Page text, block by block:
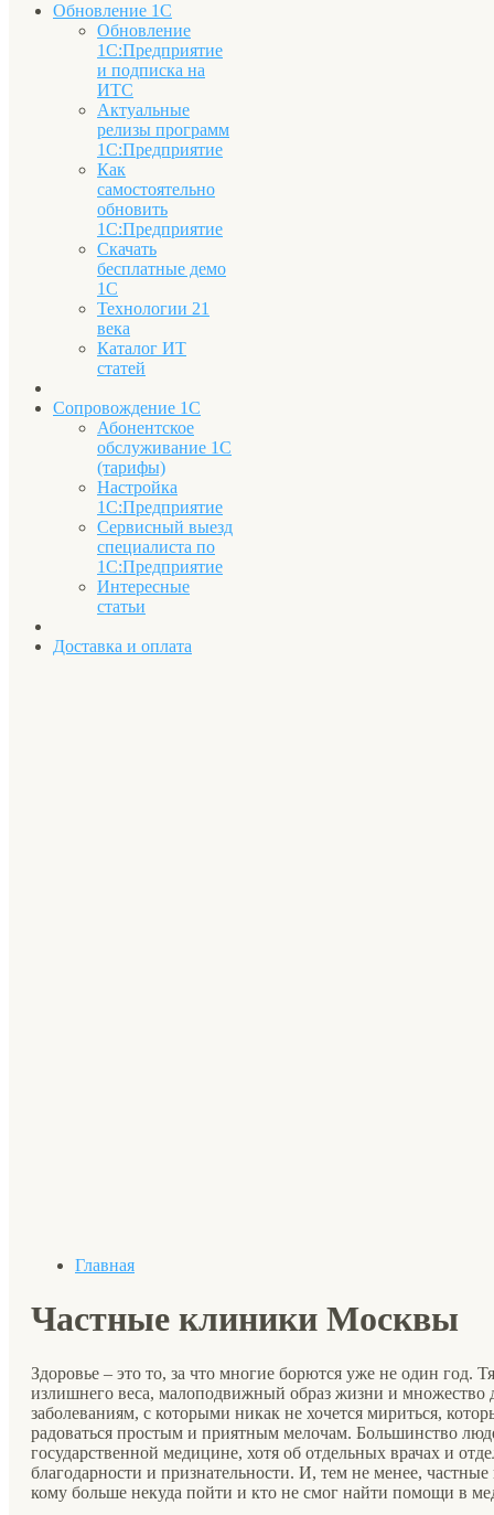
Обновление 1С
Обновление
1С:Предприятие
и подписка на
ИТС
Актуальные
релизы программ
1С:Предприятие
Как
самостоятельно
обновить
1С:Предприятие
Скачать
бесплатные демо
1С
Технологии 21
века
Каталог ИТ
статей
Сопровождение 1С
Абонентское
обслуживание 1С
(тарифы)
Настройка
1С:Предприятие
Сервисный выезд
специалиста по
1С:Предприятие
Интересные
статьи
Доставка и оплата
Главная
Частные клиники Москвы
Здоровье – это то, за что многие борются уже не один год.
излишнего веса, малоподвижный образ жизни и множество
заболеваниям, с которыми никак не хочется мириться,
радоваться простым и приятным мелочам. Большинство
государственной медицине, хотя об отдельных врачах и
благодарности и признательности. И, тем не менее,
кому больше некуда пойти и кто не смог найти помощи в